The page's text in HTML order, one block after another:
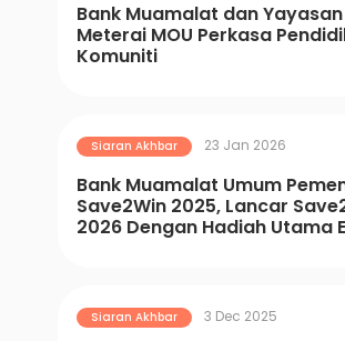
Bank Muamalat dan
Meterai MOU Perkasa
Komuniti
Siaran Akhbar 23 Jan 2026
Bank Muamalat Umum
Save2Win 2025, Lancar
2026 Dengan Hadiah Utama
Siaran Akhbar 3 Dec 2025